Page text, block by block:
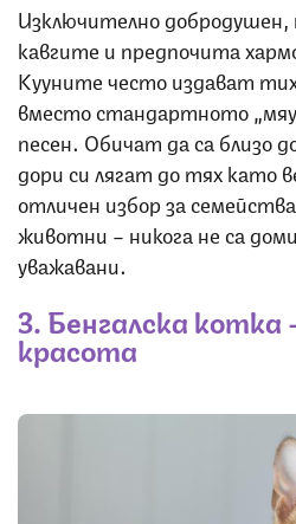
Изключително добродушен,
кавгите и предпочита
Кууните често издават
вместо стандартното
песен. Обичат да са близо
дори си лягат до тях като
отличен избор за
животни – никога не са
уважавани.
3. Бенгалска
красота